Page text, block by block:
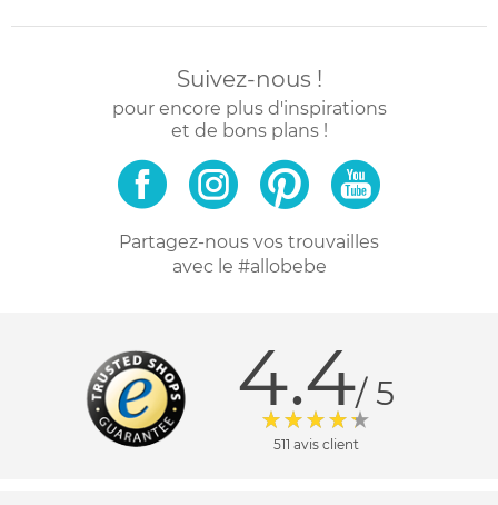
Suivez-nous !
pour encore plus d'inspirations
et de bons plans !
Partagez-nous vos trouvailles
avec le #allobebe
4.4/ 5
511 avis client